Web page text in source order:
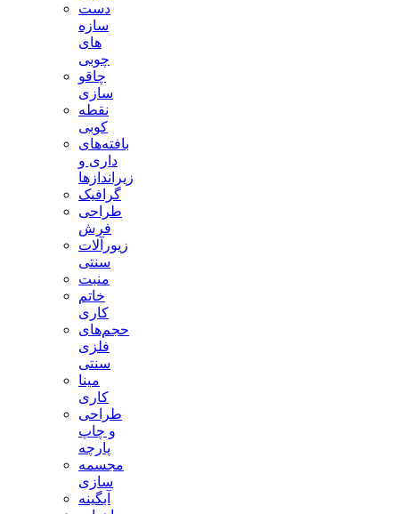
دست
سازه
های
چوبی
چاقو
سازی
نقطه
کوبی
بافته‌های
داری و
زیراندازها
گرافیک
طراحی
فرش
زیورآلات
سنتی
منبت
خاتم
کاری
حجم‌های
فلزی
سنتی
مینا
کاری
طراحی
و چاپ
پارچه
مجسمه
سازی
آبگینه